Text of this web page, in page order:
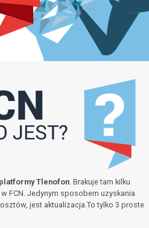
prepaid dla FIRM:
KONTO
Tlenofon. Brakuje tam kilku
FCN. Jedynym sposobem uzyskania
jest aktualizacja.To tylko 3 proste